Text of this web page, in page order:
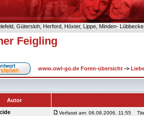
Gütersloh, Herford, Höxter, Lippe, Minden-
Feigling
www.owl-go.de Foren-übersicht ->
Autor
Verfasst am: 06.08.2006, 11:55